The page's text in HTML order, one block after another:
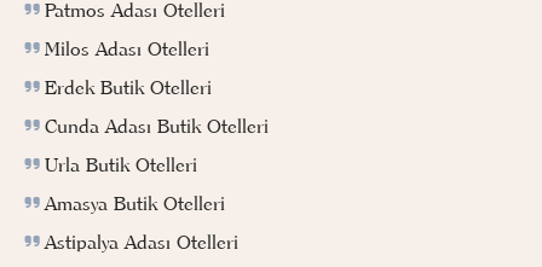
Patmos Adası Otelleri
Milos Adası Otelleri
Erdek Butik Otelleri
Cunda Adası Butik Otelleri
Urla Butik Otelleri
Amasya Butik Otelleri
Astipalya Adası Otelleri